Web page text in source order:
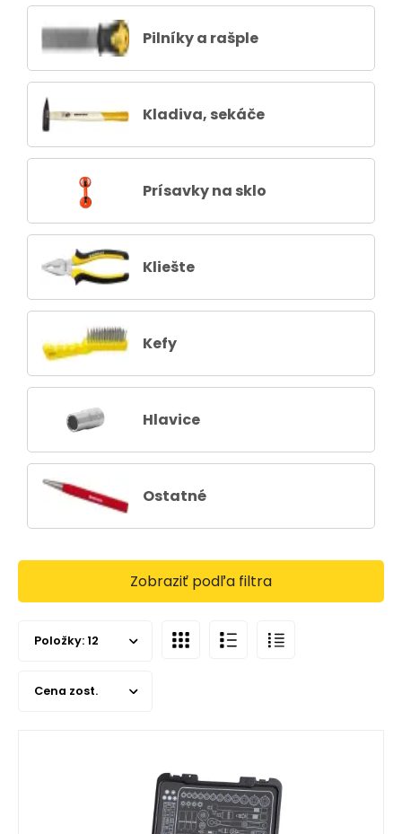
Pilníky a rašple
Kladiva, sekáče
Prísavky na sklo
Kliešte
Kefy
Hlavice
Ostatné
Zobraziť podľa filtra
Položky: 12
Cena zost.